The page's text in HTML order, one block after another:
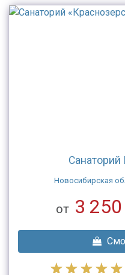
Санаторий
Новосибирская
от 3 250